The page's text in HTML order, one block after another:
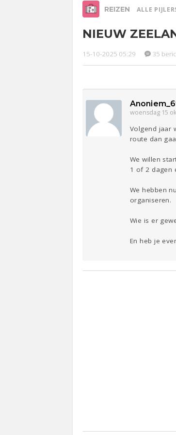
REIZEN ALLE
Sport
NIEUW
15-10-2025 05:29 35
woensdag 15
Volgend jaar
route dan
We willen
1 of 2 dagen
We hebben
organiseren.
Wie is er
En heb je